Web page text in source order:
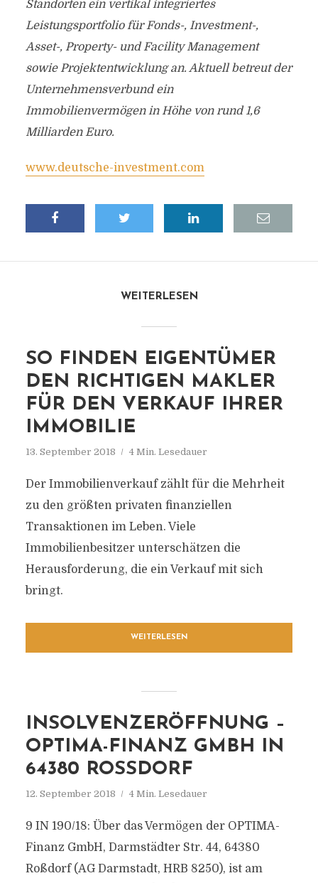
Standorten ein vertikal integriertes
Leistungsportfolio für Fonds-, Investment-,
Asset-, Property- und Facility Management
sowie Projektentwicklung an. Aktuell betreut der
Unternehmensverbund ein
Immobilienvermögen in Höhe von rund 1,6
Milliarden Euro.
www.deutsche-investment.com
WEITERLESEN
SO FINDEN EIGENTÜMER
DEN RICHTIGEN MAKLER
FÜR DEN VERKAUF IHRER
IMMOBILIE
13. September 2018 4 Min. Lesedauer
Der Immobilienverkauf zählt für die Mehrheit
zu den größten privaten finanziellen
Transaktionen im Leben. Viele
Immobilienbesitzer unterschätzen die
Herausforderung, die ein Verkauf mit sich
bringt.
WEITERLESEN
INSOLVENZERÖFFNUNG –
OPTIMA-FINANZ GMBH IN
64380 ROSSDORF
12. September 2018 4 Min. Lesedauer
9 IN 190/18: Über das Vermögen der OPTIMA-
Finanz GmbH, Darmstädter Str. 44, 64380
Roßdorf (AG Darmstadt, HRB 8250), ist am